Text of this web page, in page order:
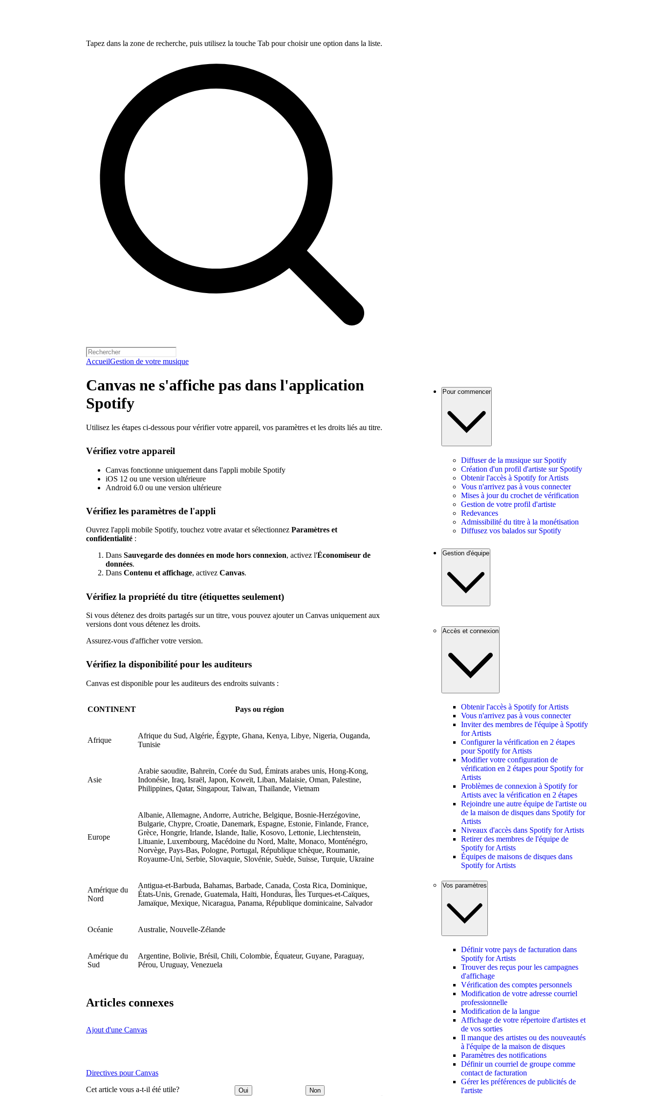
Tapez dans la zone de recherche, puis utilisez la touche Tab pour choisir une option dans la liste.
AccueilGestion de votre musique
Canvas ne s'affiche pas dans l'application
Spotify
Utilisez les étapes ci-dessous pour vérifier votre appareil, vos paramètres et les droits liés au titre.
Vérifiez votre appareil
Canvas fonctionne uniquement dans l'appli mobile Spotify
iOS 12 ou une version ultérieure
Android 6.0 ou une version ultérieure
Vérifiez les paramètres de l'appli
Ouvrez l'appli mobile Spotify, touchez votre avatar et sélectionnez Paramètres et
confidentialité :
Dans Sauvegarde des données en mode hors connexion, activez l'Économiseur de
données.
Dans Contenu et affichage, activez Canvas.
Vérifiez la propriété du titre (étiquettes seulement)
Si vous détenez des droits partagés sur un titre, vous pouvez ajouter un Canvas uniquement aux
versions dont vous détenez les droits.
Assurez-vous d'afficher votre version.
Vérifiez la disponibilité pour les auditeurs
Canvas est disponible pour les auditeurs des endroits suivants :
CONTINENT Pays ou région
Afrique
Afrique du Sud, Algérie, Égypte, Ghana, Kenya, Libye, Nigeria, Ouganda,
Tunisie
Asie
Arabie saoudite, Bahreïn, Corée du Sud, Émirats arabes unis, Hong-Kong,
Indonésie, Iraq, Israël, Japon, Koweït, Liban, Malaisie, Oman, Palestine,
Philippines, Qatar, Singapour, Taiwan, Thaïlande, Vietnam
Europe
Albanie, Allemagne, Andorre, Autriche, Belgique, Bosnie-Herzégovine,
Bulgarie, Chypre, Croatie, Danemark, Espagne, Estonie, Finlande, France,
Grèce, Hongrie, Irlande, Islande, Italie, Kosovo, Lettonie, Liechtenstein,
Lituanie, Luxembourg, Macédoine du Nord, Malte, Monaco, Monténégro,
Norvège, Pays-Bas, Pologne, Portugal, République tchèque, Roumanie,
Royaume-Uni, Serbie, Slovaquie, Slovénie, Suède, Suisse, Turquie, Ukraine
Amérique du
Nord
Antigua-et-Barbuda, Bahamas, Barbade, Canada, Costa Rica, Dominique,
États-Unis, Grenade, Guatemala, Haïti, Honduras, Îles Turques-et-Caïques,
Jamaïque, Mexique, Nicaragua, Panama, République dominicaine, Salvador
Océanie Australie, Nouvelle-Zélande
Amérique du
Sud
Argentine, Bolivie, Brésil, Chili, Colombie, Équateur, Guyane, Paraguay,
Pérou, Uruguay, Venezuela
Articles connexes
Ajout d'une Canvas
Directives pour Canvas
Cet article vous a-t-il été utile? Oui Non
Pour commencer
Diffuser de la musique sur Spotify
Création d'un profil d'artiste sur Spotify
Obtenir l'accès à Spotify for Artists
Vous n'arrivez pas à vous connecter
Mises à jour du crochet de vérification
Gestion de votre profil d'artiste
Redevances
Admissibilité du titre à la monétisation
Diffusez vos balados sur Spotify
Gestion d'équipe
Accès et connexion
Obtenir l'accès à Spotify for Artists
Vous n'arrivez pas à vous connecter
Inviter des membres de l'équipe à Spotify
for Artists
Configurer la vérification en 2 étapes
pour Spotify for Artists
Modifier votre configuration de
vérification en 2 étapes pour Spotify for
Artists
Problèmes de connexion à Spotify for
Artists avec la vérification en 2 étapes
Rejoindre une autre équipe de l'artiste ou
de la maison de disques dans Spotify for
Artists
Niveaux d'accès dans Spotify for Artists
Retirer des membres de l'équipe de
Spotify for Artists
Équipes de maisons de disques dans
Spotify for Artists
Vos paramètres
Définir votre pays de facturation dans
Spotify for Artists
Trouver des reçus pour les campagnes
d'affichage
Vérification des comptes personnels
Modification de votre adresse courriel
professionnelle
Modification de la langue
Affichage de votre répertoire d'artistes et
de vos sorties
Il manque des artistes ou des nouveautés
à l'équipe de la maison de disques
Paramètres des notifications
Définir un courriel de groupe comme
contact de facturation
Gérer les préférences de publicités de
l'artiste